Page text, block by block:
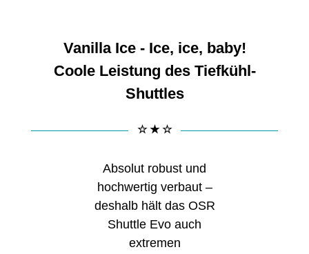
Vanilla Ice - Ice, ice, baby!
Coole Leistung des Tiefkühl-
Shuttles
☆ ★ ☆
Absolut robust und
hochwertig verbaut –
deshalb hält das OSR
Shuttle Evo auch
extremen